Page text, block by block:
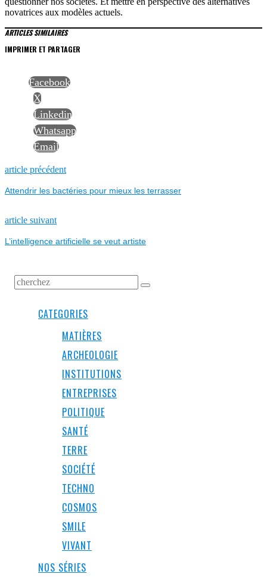
novatrices aux modèles actuels.
ARTICLES SIMILAIRES
IMPRIMER ET PARTAGER
Facebook
X
Linkedin
Whatsapp
Email
NAVIGATION
DE
L’ARTICLE
article précédentPrevious
Attendrir les bactéries pour mieux les terrasser
article suivantNext
L’intelligence artificielle se veut artiste
CATEGORIES
MATIÈRES
ARCHEOLOGIE
INSTITUTIONS
ENTREPRISES
POLITIQUE
SANTÉ
TERRE
SOCIÉTÉ
TECHNO
COSMOS
SMILE
VIVANT
NOS SÉRIES